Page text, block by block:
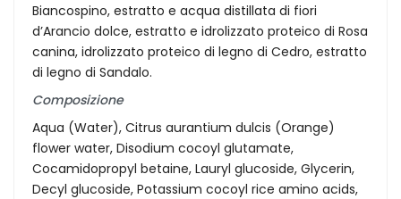
Biancospino, estratto e acqua distillata di fiori
d’Arancio dolce, estratto e idrolizzato proteico di Rosa
canina, idrolizzato proteico di legno di Cedro, estratto
di legno di Sandalo.
Composizione
Aqua (Water), Citrus aurantium dulcis (Orange)
flower water, Disodium cocoyl glutamate,
Cocamidopropyl betaine, Lauryl glucoside, Glycerin,
Decyl glucoside, Potassium cocoyl rice amino acids,